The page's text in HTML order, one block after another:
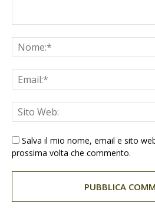
Salva il mio nome, email e sito
prossima volta che commento.